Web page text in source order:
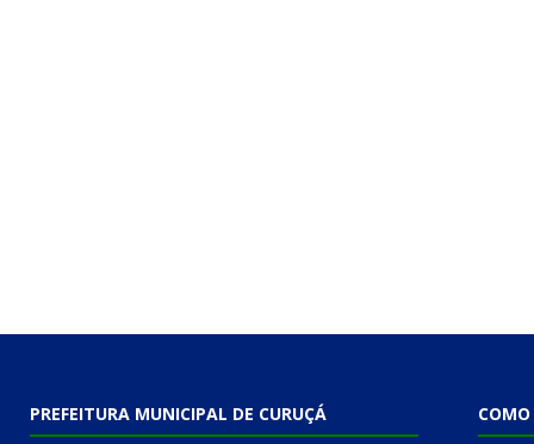
PREFEITURA MUNICIPAL DE CURUÇÁ COMO